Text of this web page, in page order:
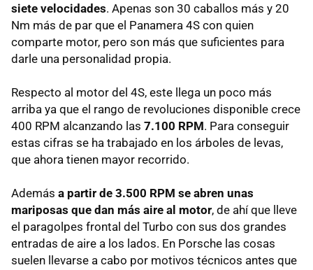
siete velocidades. Apenas son 30 caballos más y 20
Nm más de par que el Panamera 4S con quien
comparte motor, pero son más que suficientes para
darle una personalidad propia.
Respecto al motor del 4S, este llega un poco más
arriba ya que el rango de revoluciones disponible crece
400 RPM alcanzando las 7.100 RPM. Para conseguir
estas cifras se ha trabajado en los árboles de levas,
que ahora tienen mayor recorrido.
Además a partir de 3.500 RPM se abren unas
mariposas que dan más aire al motor, de ahí que lleve
el paragolpes frontal del Turbo con sus dos grandes
entradas de aire a los lados. En Porsche las cosas
suelen llevarse a cabo por motivos técnicos antes que